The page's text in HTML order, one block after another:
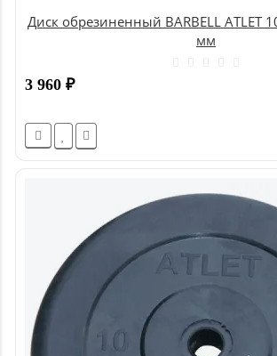
Диск обрезиненный BARBELL ATLET
мм
3 960 ₽